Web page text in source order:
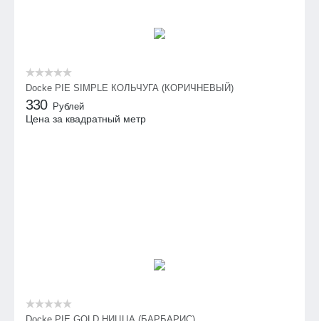
Docke PIE SIMPLE КОЛЬЧУГА (КОРИЧНЕВЫЙ)
330 Рублей
Цена за квадратный метр